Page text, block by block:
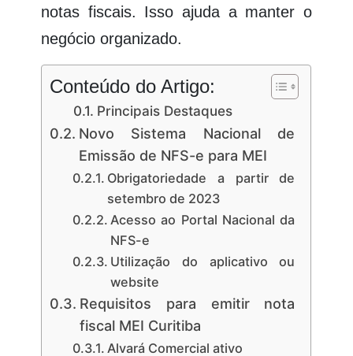
notas fiscais. Isso ajuda a manter o
negócio organizado.
Conteúdo do Artigo:
Principais Destaques
Novo Sistema Nacional de
Emissão de NFS-e para MEI
Obrigatoriedade a partir de
setembro de 2023
Acesso ao Portal Nacional da
NFS-e
Utilização do aplicativo ou
website
Requisitos para emitir nota
fiscal MEI Curitiba
Alvará Comercial ativo